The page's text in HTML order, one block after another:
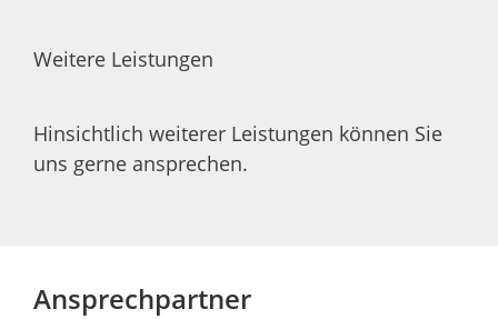
Weitere Leistungen
Hinsichtlich weiterer Leistungen können Sie
uns gerne ansprechen.
Ansprechpartner